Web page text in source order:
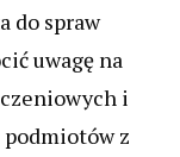
do spraw
uwagę na
i
z